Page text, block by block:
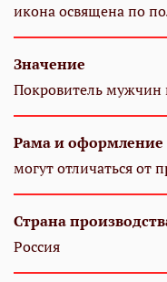
икона освящена по
Значение
Покровитель
Рама и оформление
могут отличаться от
Страна
Россия